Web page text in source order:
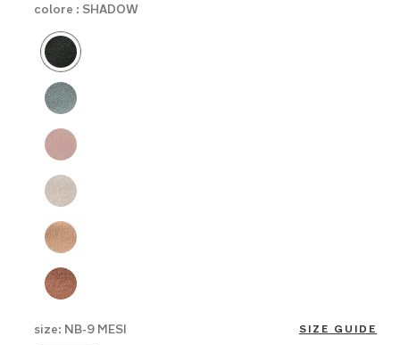
colore : SHADOW
Product Fashions
size: NB-9 MESI SIZE GUIDE